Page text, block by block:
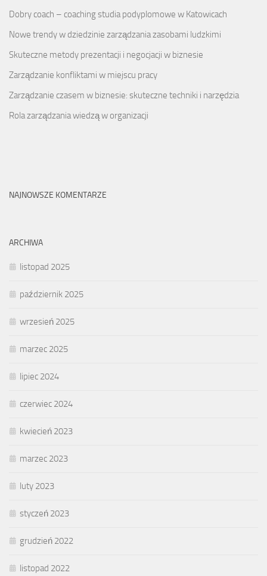
Dobry coach – coaching studia podyplomowe w Katowicach
Nowe trendy w dziedzinie zarządzania zasobami ludzkimi
Skuteczne metody prezentacji i negocjacji w biznesie
Zarządzanie konfliktami w miejscu pracy
Zarządzanie czasem w biznesie: skuteczne techniki i narzędzia
Rola zarządzania wiedzą w organizacji
NAJNOWSZE KOMENTARZE
ARCHIWA
listopad 2025
październik 2025
wrzesień 2025
marzec 2025
lipiec 2024
czerwiec 2024
kwiecień 2023
marzec 2023
luty 2023
styczeń 2023
grudzień 2022
listopad 2022